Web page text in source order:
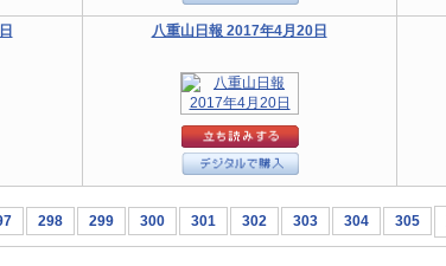
八重山日報 2017年4月20日
298 299 300 301 302 303 304 305